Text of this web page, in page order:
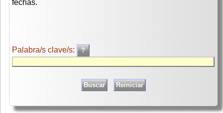
fechas.
Palabra/s clave/s: